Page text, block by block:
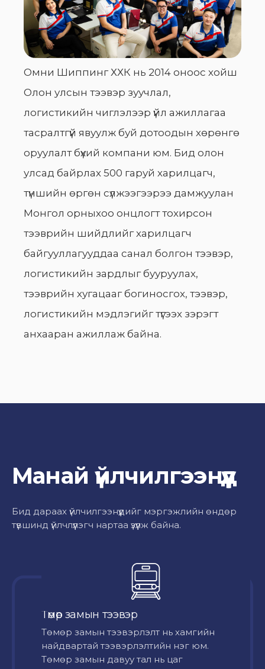
Омни Шиппинг ХХК нь 2014 оноос хойш
Олон улсын тээвэр зуучлал,
логистикийн чиглэлээр үйл ажиллагаа
тасралтгүй явуулж буй дотоодын хөрөнгө
оруулалт бүхий компани юм. Бид олон
улсад байрлах 500 гаруй харилцагч,
түншийн өргөн сүлжээгээрээ дамжуулан
Монгол орныхоо онцлогт тохирсон
тээврийн шийдлийг харилцагч
байгууллагууддаа санал болгон тээвэр,
логистикийн зардлыг бууруулах,
тээврийн хугацааг богиносгох, тээвэр,
логистикийн мэдлэгийг түгээх зэрэгт
анхааран ажиллаж байна.
Манай үйлчилгээнүүд
Бид дараах үйлчилгээнүүдийг мэргэжлийн өндөр
түвшинд үйлчлүүлэгч нартаа үзүүлж байна.
Төмөр замын тээвэр
Төмөр замын тээвэрлэлт нь хамгийн
найдвартай тээвэрлэлтийн нэг юм.
Төмөр замын давуу тал нь цаг